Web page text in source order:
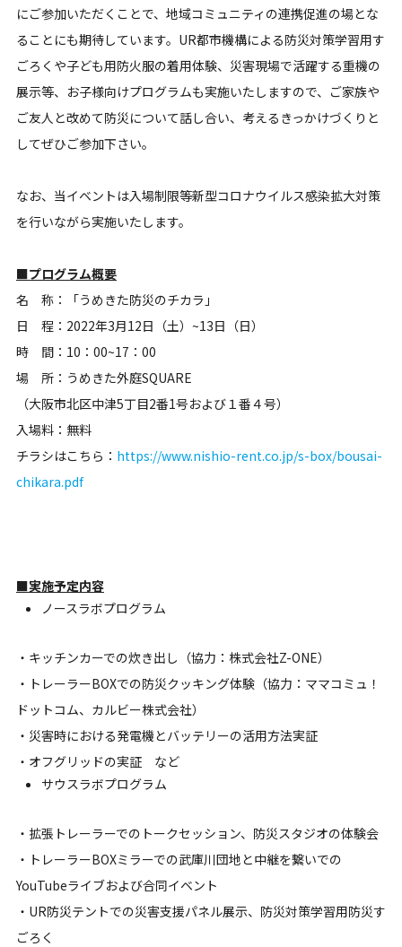
にご参加いただくことで、地域コミュニティの連携促進の場とな
ることにも期待しています。UR都市機構による防災対策学習用す
ごろくや子ども用防火服の着用体験、災害現場で活躍する重機の
展示等、お子様向けプログラムも実施いたしますので、ご家族や
ご友人と改めて防災について話し合い、考えるきっかけづくりと
してぜひご参加下さい。
なお、当イベントは入場制限等新型コロナウイルス感染拡大対策
を行いながら実施いたします。
■プログラム概要
名 称：「うめきた防災のチカラ」
日 程：2022年3月12日（土）~13日（日）
時 間：10：00~17：00
場 所：うめきた外庭SQUARE
（大阪市北区中津5丁目2番1号および１番４号）
入場料：無料
チラシはこちら： https://www.nishio-rent.co.jp/s-box/bousai-
chikara.pdf
■実施予定内容
ノースラボプログラム
・キッチンカーでの炊き出し（協力：株式会社Z-ONE）
・トレーラーBOXでの防災クッキング体験（協力：ママコミュ！
ドットコム、カルビー株式会社）
・災害時における発電機とバッテリーの活用方法実証
・オフグリッドの実証 など
サウスラボプログラム
・拡張トレーラーでのトークセッション、防災スタジオの体験会
・トレーラーBOXミラーでの武庫川団地と中継を繋いでの
YouTubeライブおよび合同イベント
・UR防災テントでの災害支援パネル展示、防災対策学習用防災す
ごろく